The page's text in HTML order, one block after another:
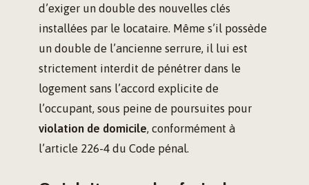
d’exiger un double des nouvelles clés
installées par le locataire. Même s’il possède
un double de l’ancienne serrure, il lui est
strictement interdit de pénétrer dans le
logement sans l’accord explicite de
l’occupant, sous peine de poursuites pour
violation de domicile, conformément à
l’article 226-4 du Code pénal.